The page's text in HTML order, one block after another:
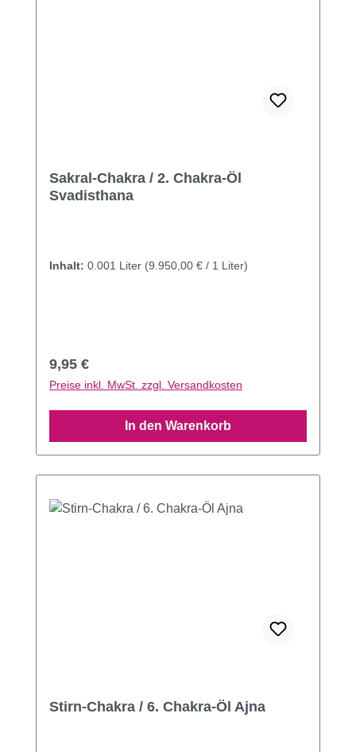
Sakral-Chakra / 2. Chakra-Öl
Svadisthana
Inhalt: 0.001 Liter (9.950,00 € / 1 Liter)
Regulärer Preis:
9,95 €
Preise inkl. MwSt. zzgl. Versandkosten
In den Warenkorb
Stirn-Chakra / 6. Chakra-Öl Ajna